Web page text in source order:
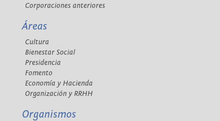
Corporaciones anteriores
Áreas
Cultura
Bienestar Social
Presidencia
Fomento
Economía y Hacienda
Organización y RRHH
Organismos